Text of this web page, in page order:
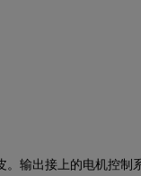
输出接上的电机控制